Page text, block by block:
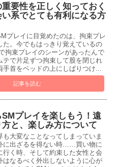
要性を正しく知っておく
系でとても有利になる方
プレイに目覚めたのは、拘束プレ
た。今でもはっきり覚えているの
拘束プレイのシーンがあったんで
テで片足ずつ拘束して股を閉じれ
手首をベッドの上にしばりつけ...
記事を読む
プレイを楽しもう！遠
と、楽しみ方について
も大変なことなってしまっていま
に出ざるを得ない時……買い物に
行く時、そして約束した女性と会
はなるべく外出しないように心が